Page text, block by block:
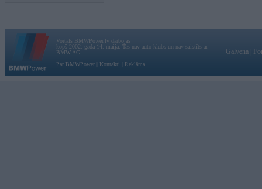
Vortāls BMWPower.lv darbojas
kopš 2002. gada 14. maija. Tas nav auto klubs un nav saistīts ar
BMW AG.
Par BMWPower
Kontakti Reklāma
Galvena